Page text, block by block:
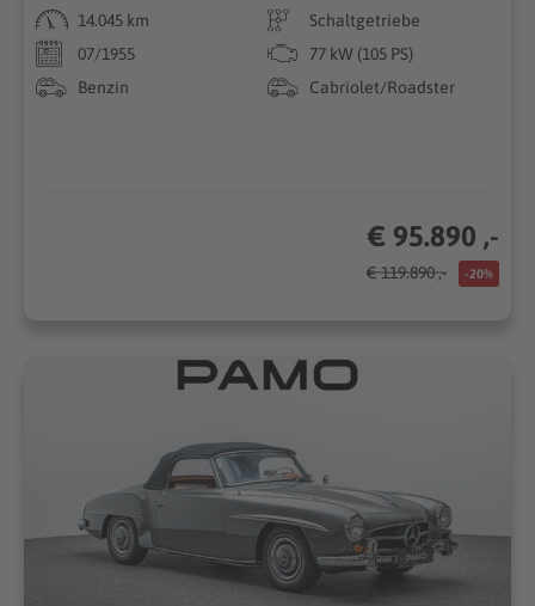
14.045 km
Schaltgetriebe
07/1955
77 kW (105 PS)
Benzin
Cabriolet/Roadster
€ 95.890 ,-
€ 119.890 ,- -20%